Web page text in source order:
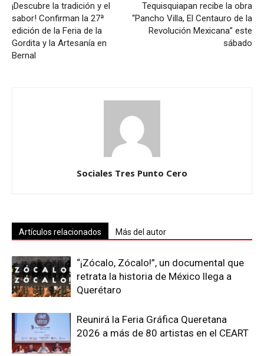
¡Descubre la tradición y el
sabor! Confirman la 27ª
edición de la Feria de la
Gordita y la Artesanía en
Bernal
Tequisquiapan recibe la obra
“Pancho Villa, El Centauro de la
Revolución Mexicana” este
sábado
Sociales Tres Punto Cero
Artículos relacionados Más del autor
“¡Zócalo, Zócalo!”, un documental que
retrata la historia de México llega a
Querétaro
Reunirá la Feria Gráfica Queretana
2026 a más de 80 artistas en el CEART